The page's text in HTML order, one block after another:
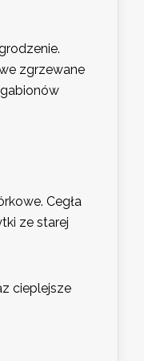
zgrzewane
Cegła
ze starej
cieplejsze